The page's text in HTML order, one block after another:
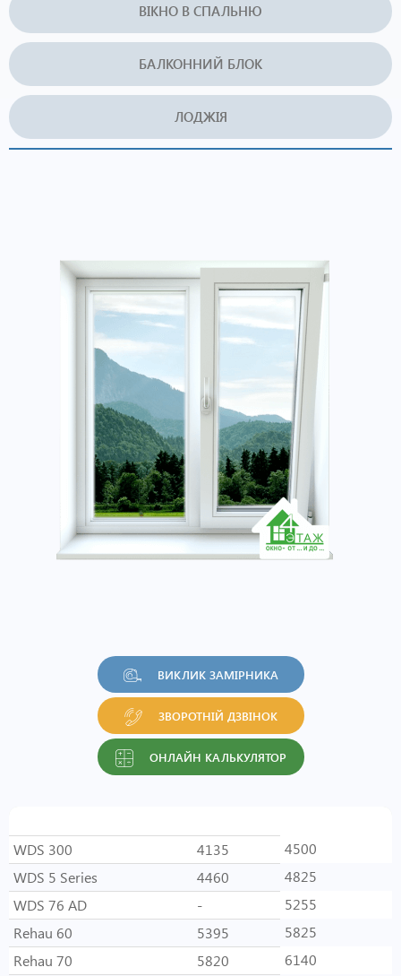
ВІКНО В СПАЛЬНЮ
БАЛКОННИЙ БЛОК
ЛОДЖІЯ
ВИКЛИК ЗАМІРНИКА
ЗВОРОТНІЙ ДЗВІНОК
ОНЛАЙН КАЛЬКУЛЯТОР
WDS 300 4135
4500
WDS 5 Series
4460
4825
WDS 76 AD
-
5255
Rehau 60
5395
5825
Rehau 70
5820
6140